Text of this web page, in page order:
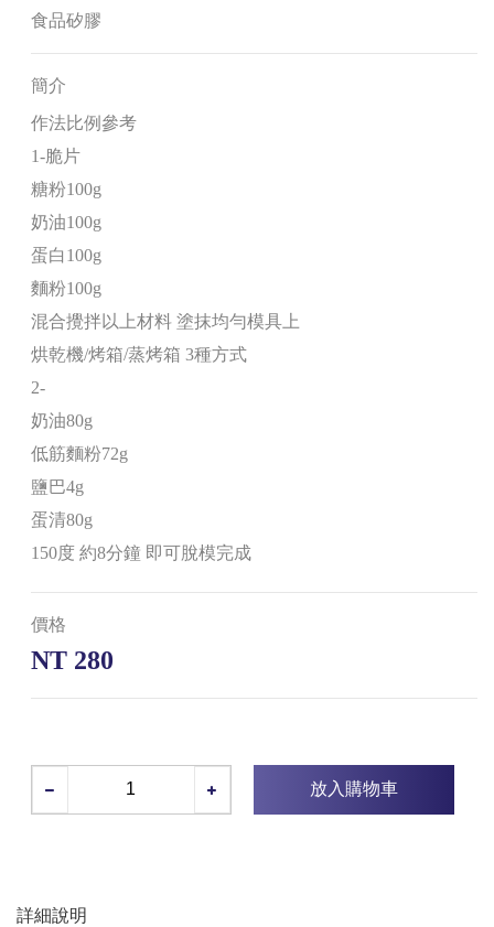
食品矽膠
簡介
作法比例參考
1-脆片
糖粉100g
奶油100g
蛋白100g
麵粉100g
混合攪拌以上材料 塗抹均勻模具上
烘乾機/烤箱/蒸烤箱 3種方式
2-
奶油80g
低筋麵粉72g
鹽巴4g
蛋清80g
150度 約8分鐘 即可脫模完成
價格
NT 280
放入購物車
詳細說明